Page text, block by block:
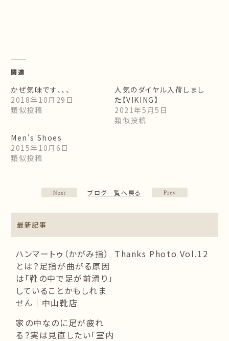
関連
かぜ気味です、、、
2018年10月29日
類似投稿
人気のダイヤル入荷しまし
た【VIKING】
2021年5月5日
類似投稿
Men's Shoes
2015年10月6日
類似投稿
ブログ一覧へ戻る
最新記事
ハンマートゥ（かがみ指）
とは？足指が曲がる原因
は「靴の中で足が前滑り」
していることかもしれま
せん｜中山靴店
Thanks Photo Vol.12
家の中なのに足が疲れ
る？実は見直したい「室内